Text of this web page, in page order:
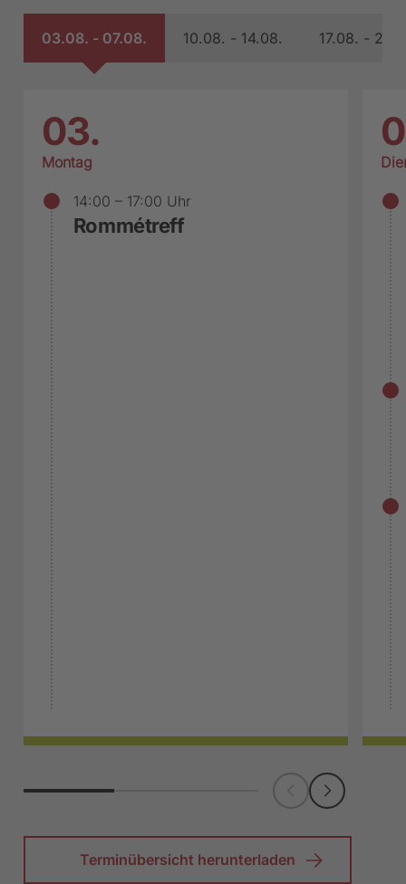
Management Platform
03.08. - 07.08. 10.08. - 14.08. 17.08. -
03.
Montag
14:00 – 17:00 Uhr
Rommétreff
Terminübersicht herunterladen